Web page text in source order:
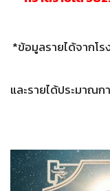
*ข้อมูลรายได้จากโ
และรายได้ประมาณ